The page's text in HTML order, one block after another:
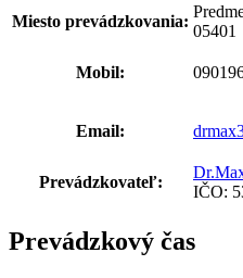
Miesto prevádzkovania:
05401
Mobil:
Email:
Prevádzkovateľ:
IČO:
Prevádzkový čas